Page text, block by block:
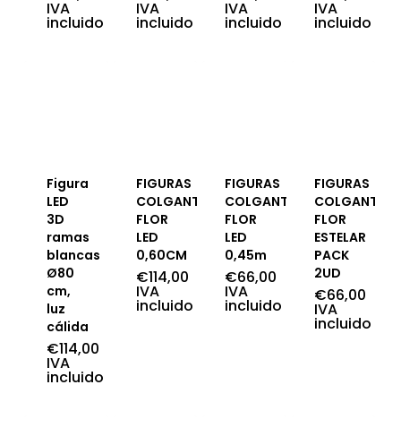
IVA
incluido
IVA
incluido
IVA
incluido
IVA
incluido
Figura
LED
3D
ramas
blancas
Ø80
cm,
luz
cálida
€114,00
IVA
incluido
FIGURAS
COLGANTES
FLOR
LED
0,60CM
€114,00
IVA
incluido
FIGURAS
COLGANTES
FLOR
LED
0,45m
€66,00
IVA
incluido
FIGURAS
COLGANTES
FLOR
ESTELAR
PACK
2UD
€66,00
IVA
incluido